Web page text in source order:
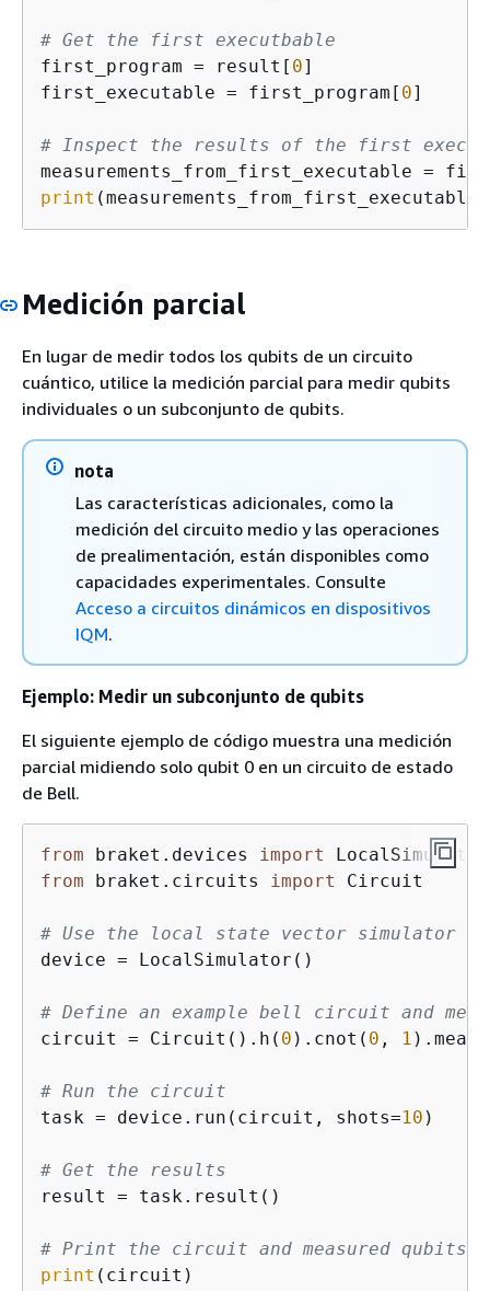
# Get the first executbable
first_program = result[ 0]
first_executable = first_program[ 0]
# Inspect the results of the first
print (measurements_from_first_executable)
Medición parcial
En lugar de medir todos los qubits de un circuito
cuántico, utilice la medición parcial para medir qubits
individuales o un subconjunto de qubits.
nota
Las características adicionales, como la
medición del circuito medio y las operaciones
de prealimentación, están disponibles como
capacidades experimentales. Consulte
Acceso a circuitos dinámicos en dispositivos
IQM.
Ejemplo: Medir un subconjunto de qubits
El siguiente ejemplo de código muestra una medición
parcial midiendo solo qubit 0 en un circuito de estado
de Bell.
from braket.devices import
from braket.circuits import Circuit
# Use the local state vector simulator
device = LocalSimulator()
# Define an example bell circuit and
circuit = Circuit().h( 0 ).cnot( 0 , 1
# Run the circuit
task = device.run(circuit, shots=10 )
# Get the results
result = task.result()
# Print the circuit and measured qubits
print